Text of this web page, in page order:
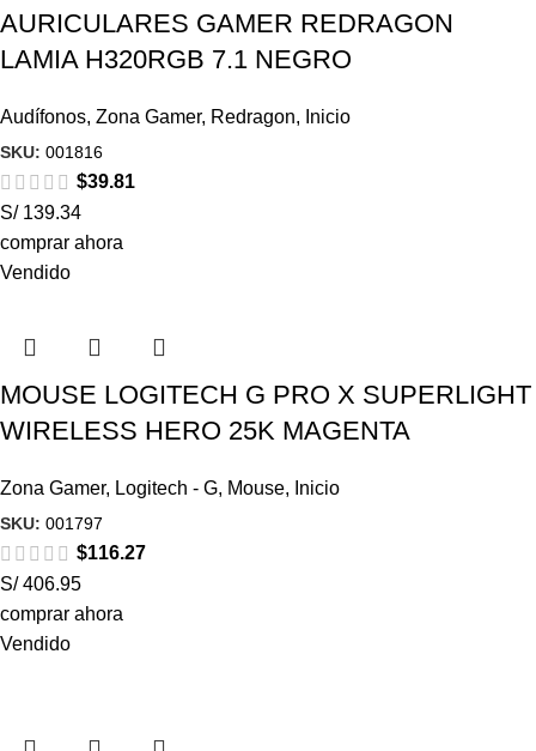
AURICULARES GAMER REDRAGON
LAMIA H320RGB 7.1 NEGRO
Audífonos, Zona Gamer, Redragon, Inicio
SKU: 001816
$39.81
S/ 139.34
comprar ahora
Vendido
MOUSE LOGITECH G PRO X SUPERLIGHT
WIRELESS HERO 25K MAGENTA
Zona Gamer, Logitech - G, Mouse, Inicio
SKU: 001797
$116.27
S/ 406.95
comprar ahora
Vendido